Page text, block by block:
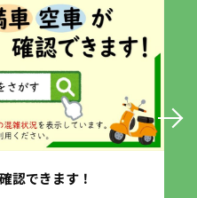
認できます！